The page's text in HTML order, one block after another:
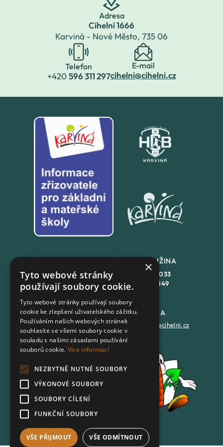
Adresa
Cihelní 1666
Karviná - Nové Město, 735 06
Telefon
+420596 311 297
E-mail
cihelni@cihelni.cz
+420558 846 032
+420702 167 150
ŠKOLNÍ DRUŽINA
558 846 033
+420
702 167 149
DATOVÁ SCHRÁNKA
7batxeb
PODATELNA
epodatelna@cihelni.cz
YOUTUBE
×
Tyto webové stránky
používají soubory cookie.
Tyto webové stránky používají soubory
cookie ke zlepšení uživatelského zážitku.
Používáním našich webových stránek
souhlasíte se všemi soubory cookie v
souladu s našimi zásadami používání
souborů cookie. Více informací
NEZBYTNĚ NUTNÉ SOUBORY
VÝKONOVÉ SOUBORY
SOUBORY CÍLENÍ
FUNKČNÍ SOUBORY
VŠE PŘIJMOUT VŠE ODMÍTNOUT